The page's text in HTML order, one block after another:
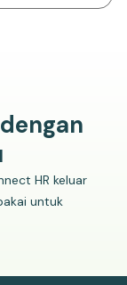
HR keluar
untuk